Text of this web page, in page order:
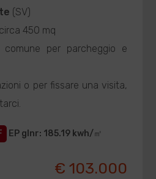
(SV)
450 mq
per parcheggio e
o per fissare una visita,
EP glnr: 185.19 kwh/㎡
€ 103.000